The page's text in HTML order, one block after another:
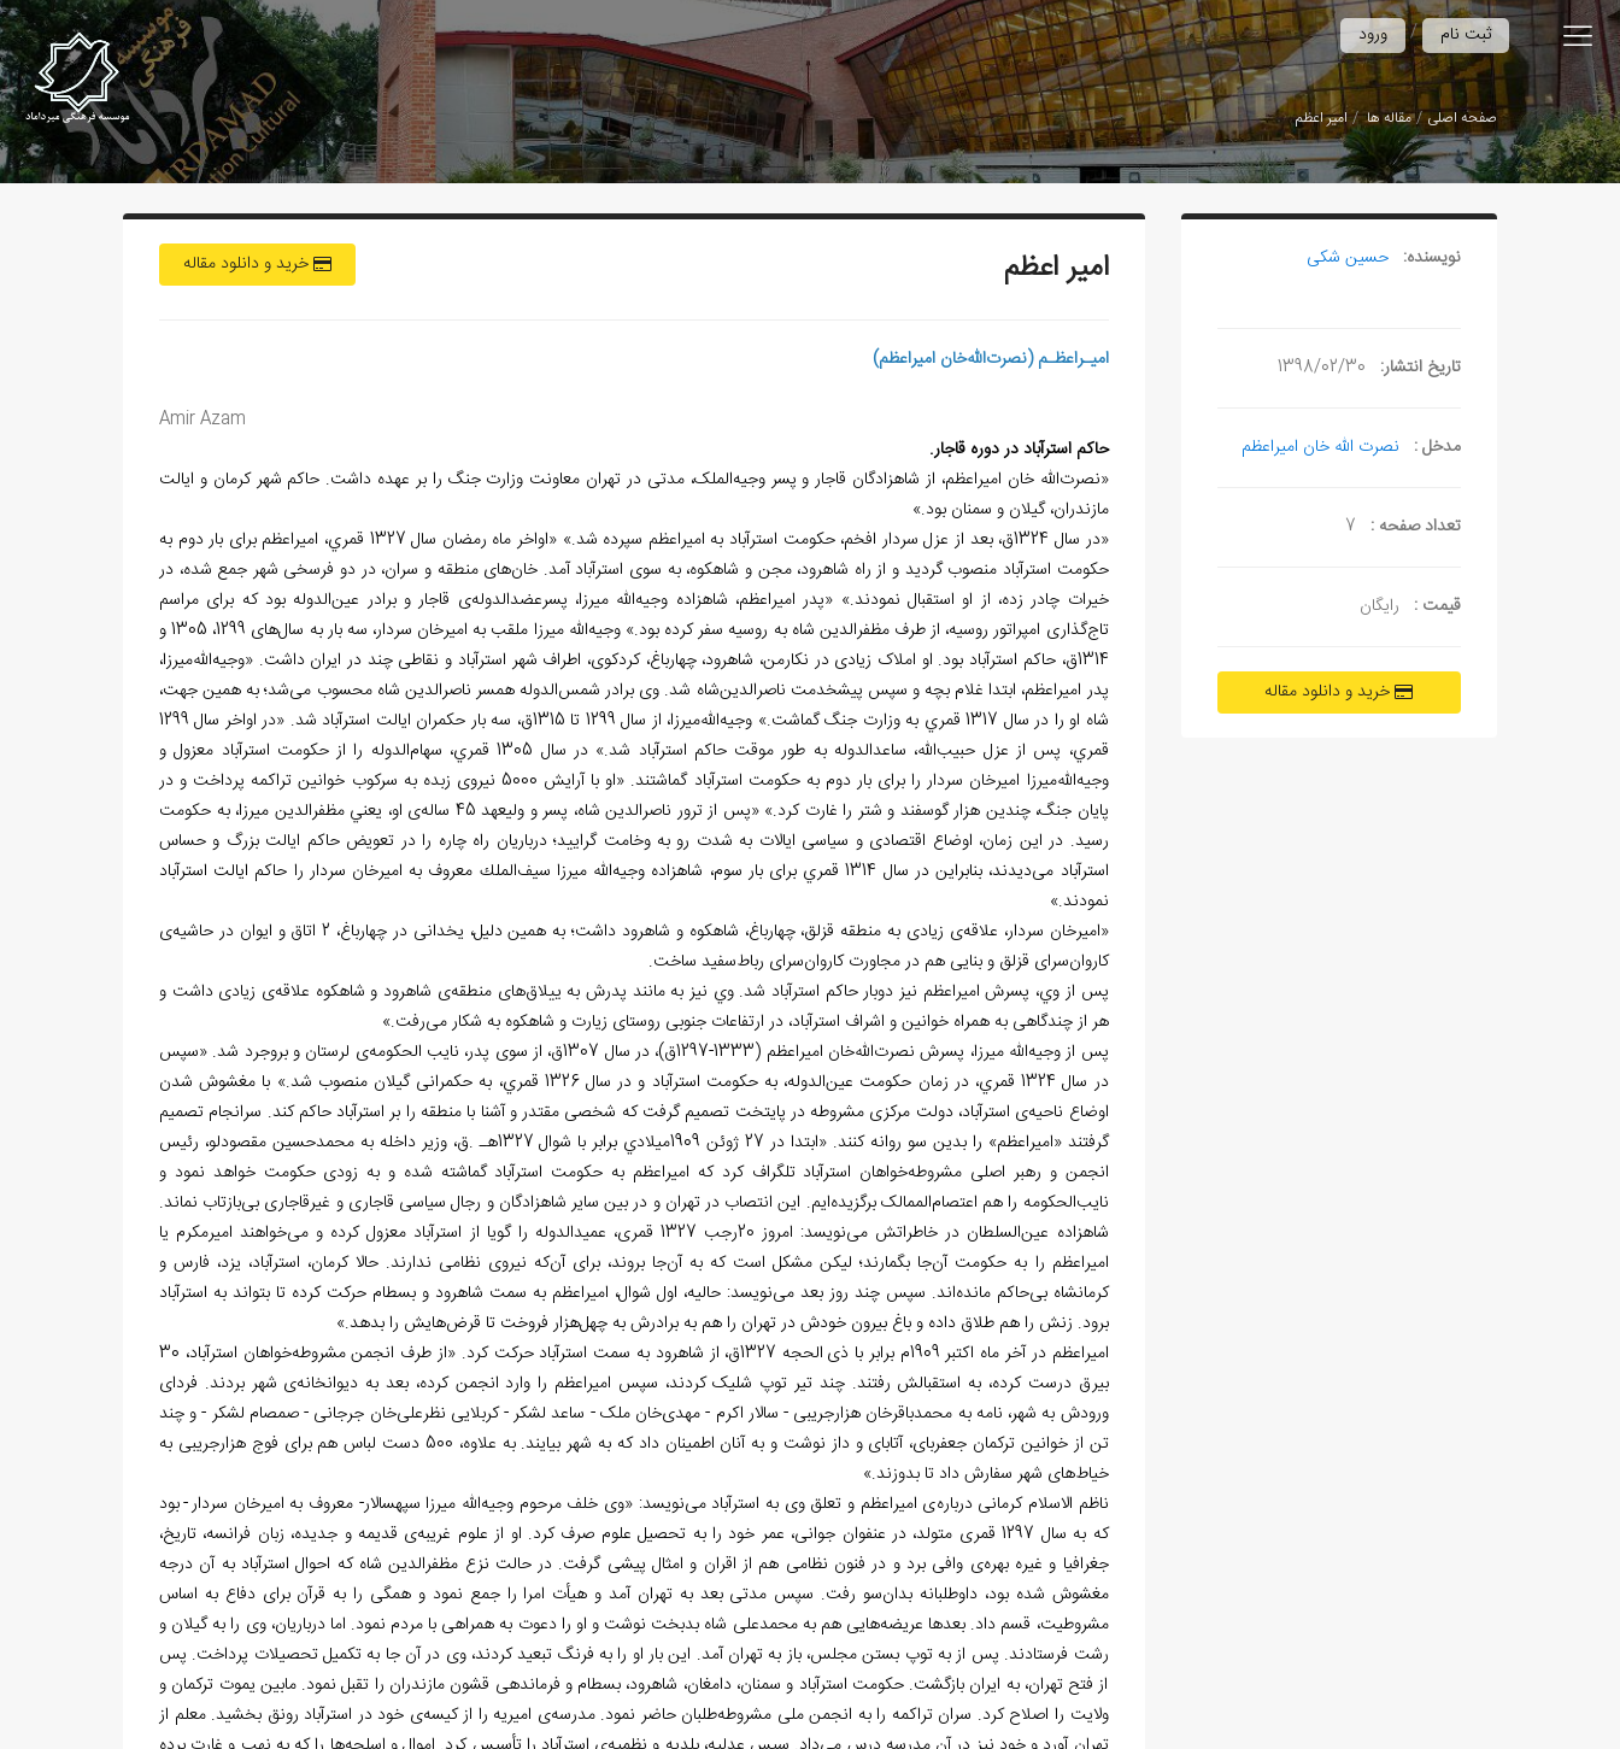
ورود / ثبت نام
صفحه اصلی مقاله ها امیر اعظم
نویسنده: حسین شکی
تاریخ انتشار: 1398/02/30
مدخل : نصرت الله خان امیراعظم
تعداد صفحه : 7
قیمت : رایگان
خرید و دانلود مقاله
خرید و دانلود مقاله امیر اعظم
امیـراعظـم (نصرتاللهخان امیراعظم)
Amir Azam
حاکم استرآباد در دوره قاجار.
«نصرتالله خان امیراعظم، از شاهزادگان قاجار و پسر وجیهالملک، مدتی در تهران معاونت وزارت جنگ را بر عهده داشت. حاکم شهر کرمان و ایالت
مازندران، گیلان و سمنان بود.»
«در سال 1324ق، بعد از عزل سردار افخم، حکومت استرآباد به امیراعظم سپرده شد.» «اواخر ماه رمضان سال 1327 قمري، امیراعظم برای بار دوم به
حکومت استرآباد منصوب گرديد و از راه شاهرود، مجن و شاهکوه، به سوی استرآباد آمد. خانهای منطقه و سران، در دو فرسخی شهر جمع شده، در
خیرات چادر زده، از او استقبال نمودند.» «پدر امیراعظم، شاهزاده وجیهالله میرزا، پسرعضدالدولهی قاجار و برادر عینالدوله بود که برای مراسم
تاجگذاری امپراتور روسیه، از طرف مظفرالدین شاه به روسیه سفر کرده بود.» وجیهالله میرزا ملقب به امیرخان سردار، سه بار به سال
های 1299، 1305 و
1314ق، حاکم استرآباد بود. او املاک زیادی در نکارمن، شاهرود، چهارباغ، کردکوی، اطراف شهر استرآباد و نقاطی چند در ایران داشت. «وجیه
اللهمیرزا،
پدر اميراعظم، ابتدا غلام بچه و سپس پیشخدمت ناصرالدینشاه شد. وی برادر شمسالدوله همسر ناصرالدین شاه محسوب میشد؛ به همین جهت،
شاه او را در سال 1317 قمري به وزارت جنگ گماشت.» وجیه
الله
میرزا، از سال 1299 تا 1315ق، سه بار حکمران ایالت استرآباد شد. «در اواخر سال 1299
قمري، پس از عزل حبیب
الله، ساعدالدوله به طور موقت حاکم استرآباد شد.» در سال 1305 قمري، سهام‏‌الدوله را از حکومت استرآباد معزول و
وجیه‏‌الله
میرزا اميرخان سردار را برای بار دوم به حکومت استرآباد گماشتند. «او با آرایش 5000 نیروی زبده به سرکوب خوانین تراکمه پرداخت و در
پایان جنگ، چندین هزار گوسفند و شتر را غارت کرد.» «پس از ترور ناصرالدین شاه، پسر و ولیعهد 45 ساله
ی او، يعني مظفرالدین میرزا، به حکومت
رسید. در این زمان، اوضاع اقتصادی و سیاسی ایالات به شدت رو به وخامت گراييد؛ درباریان راه چاره را در تعویض حاکم ایالت بزرگ و حساس
استرآباد میدیدند، بنابراین در سال 1314 قمري برای بار سوم، شاهزاده وجیه الله میرزا سيفالملك معروف به اميرخان سردار را حاکم ایالت استرآباد
نمودند.»
«امیرخان سردار، علاقهی زیادی به منطقه قزلق، چهارباغ، شاهکوه و شاهرود داشت؛ به همین دليل، یخدانی در چهارباغ، 2 اتاق و ایوان در حاشیه
ی
کاروانسرای قزلق و بنایی هم در مجاورت کاروانسرای رباطسفید ساخت.
پس از وي، پسرش اميراعظم نيز دوبار حاكم استرآباد شد. وي نيز به مانند پدرش به ییلاقهای منطقهی شاهرود و شاهکوه علاقهی زیادی داشت و
هر از چندگاهی به همراه خوانین و اشراف استرآباد، در ارتفاعات جنوبی روستای زیارت و شاهکوه به شکار میرفت.»
پس از وجیهالله میرزا، پسرش نصرتاللهخان امیراعظم (1333-1297ق)، در سال 1307ق، از سوی پدر، نایب الحکومه
ی لرستان و بروجرد شد. «سپس
در سال 1324 قمري، در زمان حکومت عین
الدوله، به حکومت استرآباد و در سال 1326 قمري، به حکمرانی گیلان منصوب شد.» با مغشوش شدن
اوضاع ناحیهی استرآباد، دولت مرکزی مشروطه در پایتخت تصمیم گرفت که شخصی مقتدر و آشنا با منطقه را بر استرآباد حاکم کند. سرانجام تصمیم
گرفتند «امیراعظم» را بدین سو روانه کنند. «ابتدا در 27 ژوئن 1909ميلادي برابر با شوال 1327هـ .ق، وزير داخله به محمدحسین مقصودلو، رئیس
انجمن و رهبر اصلی مشروطهخواهان استرآباد تلگراف کرد که امیراعظم به حکومت استرآباد گماشته شده و به زودی حکومت خواهد نمود و
نایبالحکومه را هم اعتصامالممالک برگزیدهایم. این انتصاب در تهران و در بین سایر شاهزادگان و رجال سیاسی قاجاری و غیرقاجاری بیبازتاب نماند.
شاهزاده عینالسلطان در خاطراتش مینویسد: امروز 20رجب 1327 قمری، عمیدالدوله را گویا از استرآباد معزول کرده و می
خواهند امیرمکرم یا
امیراعظم را به حکومت آنجا بگمارند؛ لیکن مشکل است که به آنجا بروند، برای آنکه نیروی نظامی ندارند. حالا کرمان، استرآباد، یزد، فارس و
کرمانشاه بیحاکم ماندهاند. سپس چند روز بعد مینویسد: حالیه، اول شوال، امیراعظم به سمت شاهرود و بسطام حرکت کرده تا بتواند به استرآباد
برود. زنش را هم طلاق داده و باغ بیرون خودش در تهران را هم به برادرش به چهلهزار فروخت تا قرضهایش را بدهد.»
امیراعظم در آخر ماه اکتبر 1909م برابر با ذی
الحجه
خواهان استرآباد، 30
بیرق درست کرده، به استقبالش رفتند. چند تیر توپ شلیک کردند، سپس امیراعظم را وارد انجمن کرده، بعد به دیوانخانهی شهر بردند. فردای
ورودش به شهر، نامه به محمدباقرخان هزارجریبی - سالار اکرم - مهدیخان ملک - ساعد لشکر - کربلایی نظرعلیخان جرجانی - صمصام لشکر - و چند
تن از خوانین ترکمان جعفربای، آتابای و داز نوشت و به آنان اطمینان داد که به شهر بیایند. به علاوه، 500 دست لباس هم برای فوج هزارجریبی به
خیاطهای شهر سفارش داد تا بدوزند.»
ناظم الاسلام کرمانی دربارهی امیراعظم و تعلق وی به استرآباد مینویسد: «وی خلف مرحوم وجیهالله میرزا سپهسالار- معروف به امیرخان سردار-بود
که به سال 1297 قمری متولد، در عنفوان جوانی، عمر خود را به تحصیل علوم صرف کرد. او از علوم غریبه
ی قدیمه و جدیده، زبان فرانسه، تاریخ،
جغرافیا و غیره بهرهی وافی برد و در فنون نظامی هم از اقران و امثال پیشی گرفت. در حالت نزع مظفرالدین شاه که احوال استرآباد به آن درجه
مغشوش شده بود، داوطلبانه بدانسو رفت. سپس مدتی بعد به تهران آمد و هیأت امرا را جمع نمود و همگی را به قرآن برای دفاع به اساس
مشروطیت، قسم داد. بعدها عریضههایی هم به محمدعلی شاه بدبخت نوشت و او را دعوت به همراهی با مردم نمود. اما درباریان، وی را به گیلان و
رشت فرستادند. پس از به توپ بستن مجلس، باز به تهران آمد. این بار او را به فرنگ تبعید کردند، وی در آن جا به تکمیل تحصیلات پرداخت. پس
از فتح تهران، به ایران بازگشت. حکومت استرآباد و سمنان، دامغان، شاهرود، بسطام و فرماندهی قشون مازندران را تقبل نمود. مابین یموت ترکمان و
ولایت را اصلاح کرد. سران تراکمه را به انجمن ملی مشروطهطلبان حاضر نمود. مدرسهی امیریه را از کیسهی خود در استرآباد رونق بخشید. معلم از